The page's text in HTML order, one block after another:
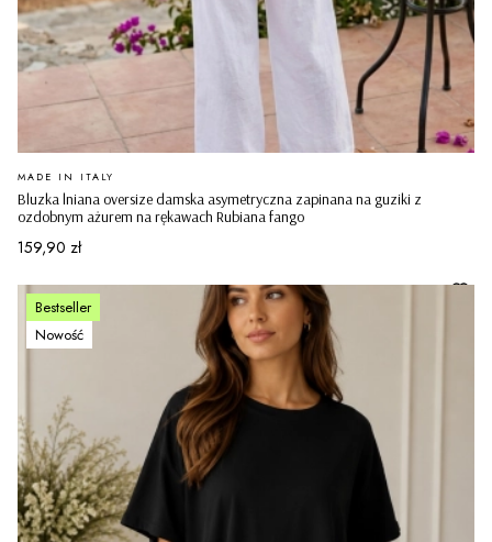
Bluzka lniana oversize damska asymetryczna zapinana na guziki z
ozdobnym ażurem na rękawach Rubiana fango
PRODUCENT
MADE IN ITALY
Cena
159,90 zł
Bestseller
Nowość